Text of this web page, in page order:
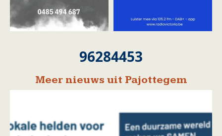
96284453
Meer nieuws uit Pajottegem